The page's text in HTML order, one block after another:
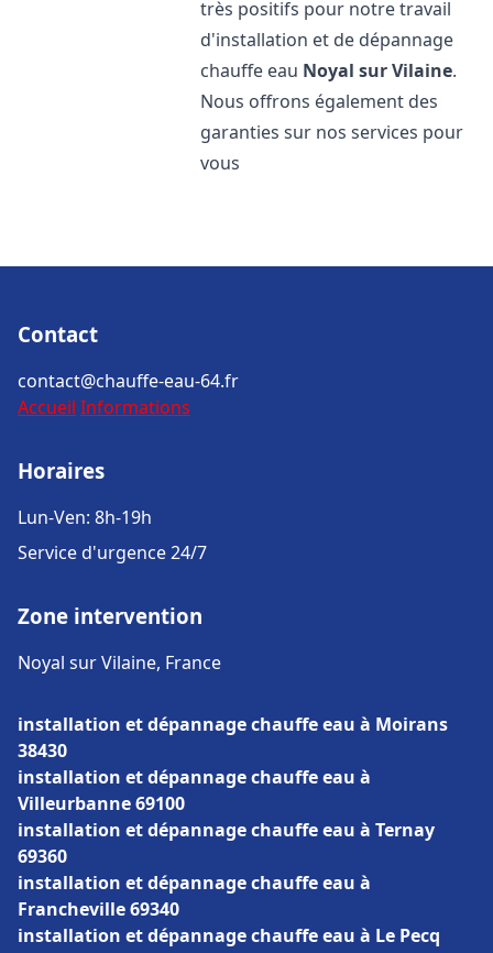
très positifs pour notre travail
d'installation et de dépannage
chauffe eau Noyal sur Vilaine.
Nous offrons également des
garanties sur nos services pour
vous
Contact
contact@chauffe-eau-64.fr
Accueil Informations
Horaires
Lun-Ven: 8h-19h
Service d'urgence 24/7
Zone intervention
Noyal sur Vilaine, France
installation et dépannage chauffe eau à Moirans
38430
installation et dépannage chauffe eau à
Villeurbanne 69100
installation et dépannage chauffe eau à Ternay
69360
installation et dépannage chauffe eau à
Francheville 69340
installation et dépannage chauffe eau à Le Pecq